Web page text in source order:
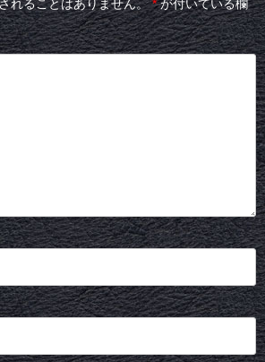
れることはありません。 *が付いている欄